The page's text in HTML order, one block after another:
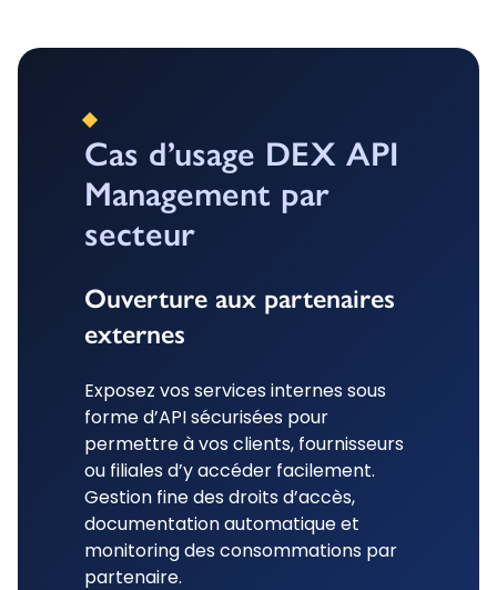
Cas d’usage DEX API
Management par
secteur
Ouverture aux partenaires
externes
Exposez vos services internes sous
forme d’API sécurisées pour
permettre à vos clients, fournisseurs
ou filiales d’y accéder facilement.
Gestion fine des droits d’accès,
documentation automatique et
monitoring des consommations par
partenaire.